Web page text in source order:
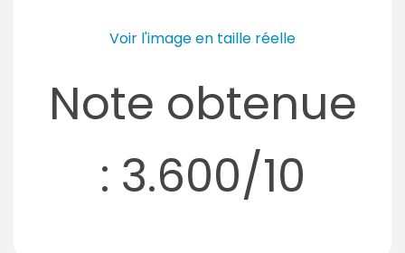
Voir l'image en taille réelle
Note obtenue
: 3.600/10